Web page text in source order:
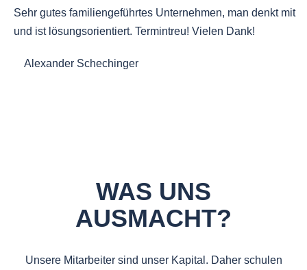
Sehr gutes familiengeführtes Unternehmen, man denkt mit
und ist lösungsorientiert. Termintreu! Vielen Dank!
Alexander Schechinger
WAS UNS
AUSMACHT?
Unsere Mitarbeiter sind unser Kapital. Daher schulen